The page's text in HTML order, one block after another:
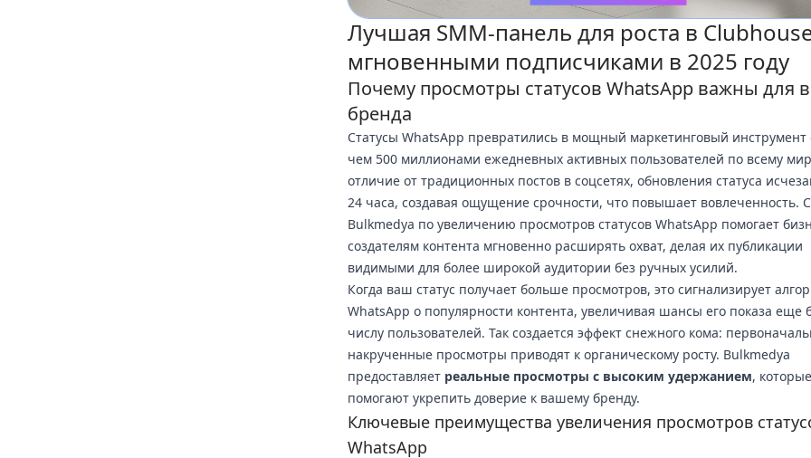
Лучшая SMM-панель для роста в
мгновенными подписчиками в 2025 году
Почему просмотры статусов WhatsApp важны для
бренда
Статусы WhatsApp превратились в мощный маркетинговый инструмент
чем 500 миллионами ежедневных активных пользователей по всему
отличие от традиционных постов в соцсетях, обновления статуса
24 часа, создавая ощущение срочности, что повышает вовлеченность.
Bulkmedya по увеличению просмотров статусов WhatsApp помогает
создателям контента мгновенно расширять охват, делая их публикации
видимыми для более широкой аудитории без ручных усилий.
Когда ваш статус получает больше просмотров, это сигнализирует
WhatsApp о популярности контента, увеличивая шансы его показа еще
числу пользователей. Так создается эффект снежного кома:
накрученные просмотры приводят к органическому росту. Bulkmedya
предоставляет реальные просмотры с высоким удержанием, которые
помогают укрепить доверие к вашему бренду.
Ключевые преимущества увеличения просмотров
WhatsApp